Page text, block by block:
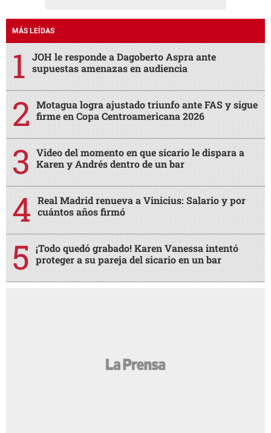
MÁS LEÍDAS
JOH le responde a Dagoberto Aspra ante
supuestas amenazas en audiencia
Motagua logra ajustado triunfo ante FAS y sigue
firme en Copa Centroamericana 2026
Video del momento en que sicario le dispara a
Karen y Andrés dentro de un bar
Real Madrid renueva a Vinicius: Salario y por
cuántos años firmó
¡Todo quedó grabado! Karen Vanessa intentó
proteger a su pareja del sicario en un bar